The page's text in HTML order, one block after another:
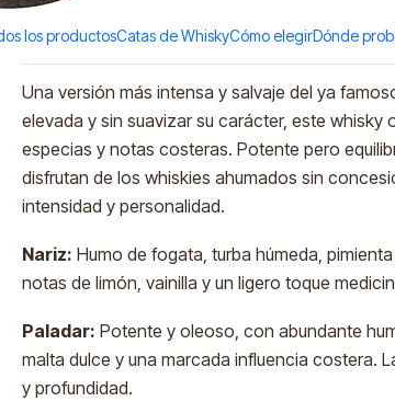
los productosCatas de WhiskyCómo elegirDónde
DESCRIPTION
Una versión más intensa y salvaje del ya
elevada y sin suavizar su carácter, este
especias y notas costeras. Potente pero
disfrutan de los whiskies ahumados sin
intensidad y personalidad.
Nariz: Humo de fogata, turba húmeda,
notas de limón, vainilla y un ligero toque
Paladar: Potente y oleoso, con abundante
malta dulce y una marcada influencia costera.
y profundidad.